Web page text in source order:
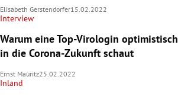
Elisabeth Gerstendorfer15.02.2022
Interview
Warum eine Top-Virologin optimistisch
in die Corona-Zukunft schaut
Ernst Mauritz25.02.2022
Inland